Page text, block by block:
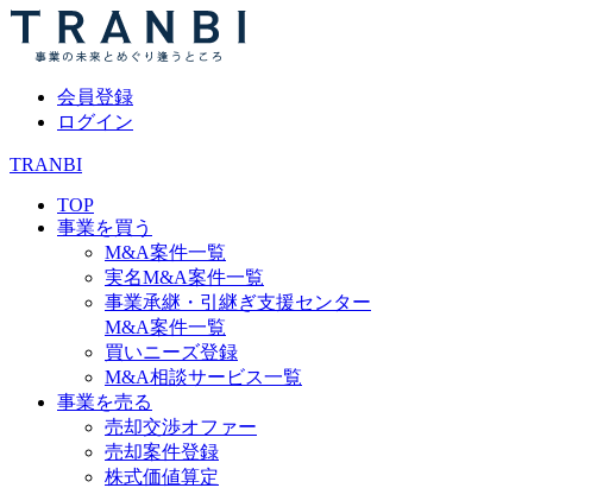
会員登録
ログイン
TRANBI
TOP
事業を買う
M&A案件一覧
実名M&A案件一覧
事業承継・引継ぎ支援センター
M&A案件一覧
買いニーズ登録
M&A相談サービス一覧
事業を売る
売却交渉オファー
売却案件登録
株式価値算定